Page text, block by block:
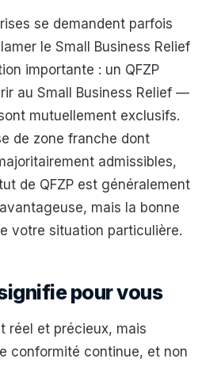
se demandent parfois
le Small Business Relief
importante : un QFZP
au Small Business Relief —
mutuellement exclusifs.
de zone franche dont
admissibles,
de QFZP est généralement
mais la bonne
votre situation particulière.
pour vous
réel et précieux, mais
conformité continue, et non